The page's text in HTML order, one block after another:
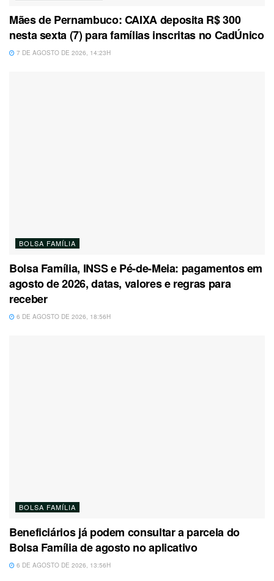
Mães de Pernambuco: CAIXA deposita R$ 300
nesta sexta (7) para famílias inscritas no CadÚnico
7 DE AGOSTO DE 2026, 14:23H
BOLSA FAMÍLIA
Bolsa Família, INSS e Pé-de-Meia: pagamentos em
agosto de 2026, datas, valores e regras para
receber
6 DE AGOSTO DE 2026, 18:56H
BOLSA FAMÍLIA
Beneficiários já podem consultar a parcela do
Bolsa Família de agosto no aplicativo
6 DE AGOSTO DE 2026, 13:56H